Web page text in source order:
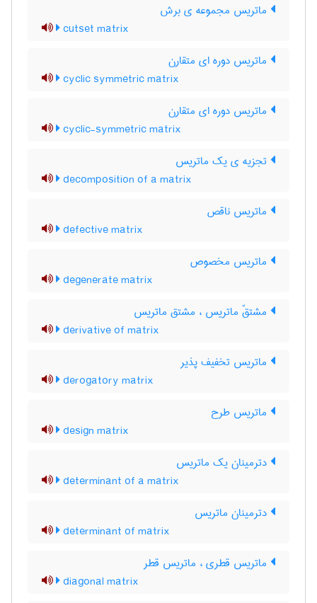
ماتریس مجموعه ی برش
cutset matrix
ماتریس دوره ای متقارن
cyclic symmetric matrix
ماتریس دوره ای متقارن
cyclic-symmetric matrix
تجزیه ی یک ماتریس
decomposition of a matrix
ماتریس ناقص
defective matrix
ماتریس مخصوص
degenerate matrix
مشتقّ ماتریس ، مشتق ماتریس
derivative of matrix
ماتریس تخفیف پذیر
derogatory matrix
ماتریس طرح
design matrix
دترمینان یک ماتریس
determinant of a matrix
دترمینان ماتریس
determinant of matrix
ماتریس قطری ، ماتریس قطر
diagonal matrix